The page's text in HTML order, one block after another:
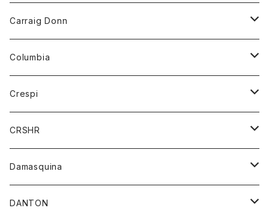
チーフ
バンダナ
トレーナー
パーカー
ショートパンツ
オーバーオール
カーディガン
ハーフスリーブTシャツ
Carraig Donn
ニット
Columbia
アウター
ジャケット
Crespi
ジャケット
ワンピース
ブラウス
CRSHR
キャップ
Damasquina
ウォレット
DANTON